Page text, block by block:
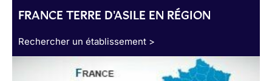
FRANCE TERRE D'ASILE EN RÉGION
Rechercher un établissement >